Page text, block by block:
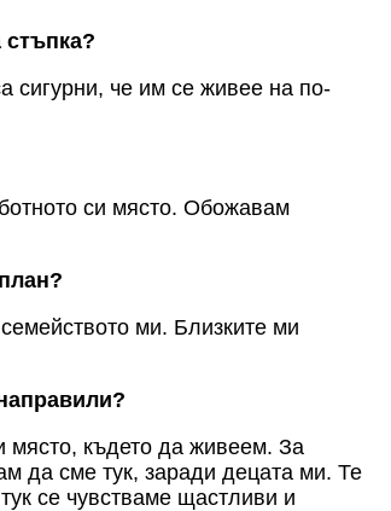
стъпка?
сигурни, че им се живее на по-
си място. Обожавам
ми. Близките ми
място, където да живеем. За
да сме тук, заради децата ми. Те
се чувстваме щастливи и